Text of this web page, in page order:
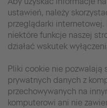
ustawień, należy
przeglądarki
niektóre funkcje naszej
działać wskutek
Pliki cookie nie pozwalają
prywatnych danych z
przechowywanych na
komputerowi ani nie